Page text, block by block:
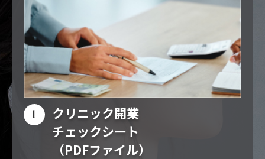
クリニック開業
チェックシート
（PDFファイル）